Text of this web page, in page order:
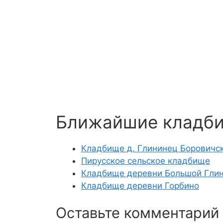
Ближайшие
Кладбище д. Глининец
Пирусское сельское кладбище
Кладбище деревни Большой
Кладбище деревни Горбино
Оставьте комментарий